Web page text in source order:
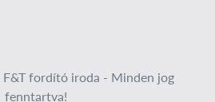
fordító iroda - Minden jog
fenntartva!